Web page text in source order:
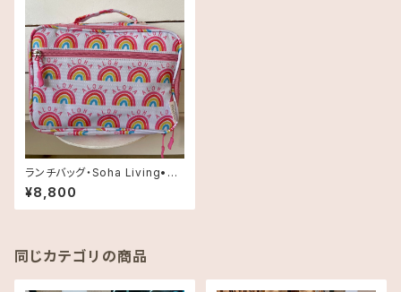
ランチバッグ・Soha Living•レ
インボー
¥8,800
同じカテゴリの商品